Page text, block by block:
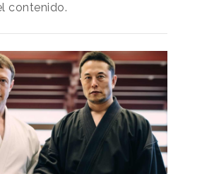
contenido.